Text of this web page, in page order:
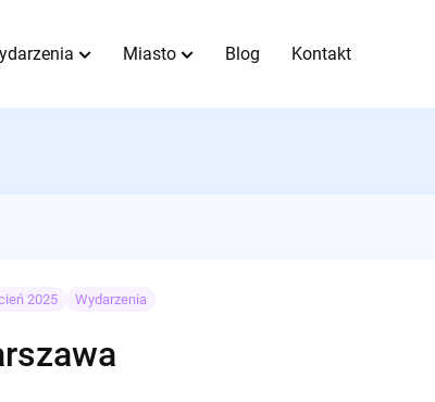
Miasto Blog Kontakt
2025 Wydarzenia